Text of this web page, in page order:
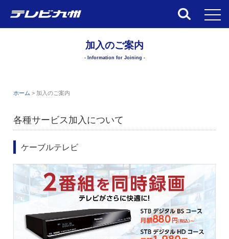
加入のご案内
- Information for Joining -
ホーム > 加入のご案内
各種サービス加入について
ケーブルテレビ